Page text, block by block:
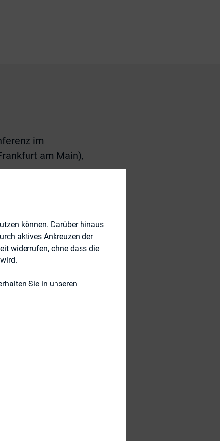
im
am Main),
am
der Short
Verantwortlichen
künftig ganz
bei Legal &
eine
rund um
wieder von
können. Darüber hinaus
aktives Ankreuzen der
widerrufen, ohne dass die
Sie in unseren